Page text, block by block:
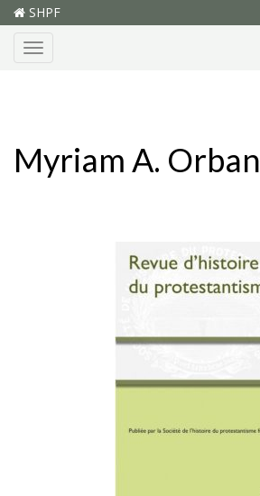
SHPF
Menu
Myriam A. Orban